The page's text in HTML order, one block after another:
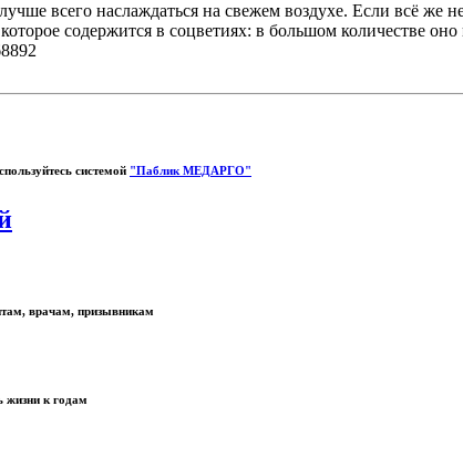
всего наслаждаться на свежем воздухе. Если всё же
содержится в соцветиях: в большом количестве
системой "Паблик МЕДАРГО"
врачам, призывникам
жизни к годам